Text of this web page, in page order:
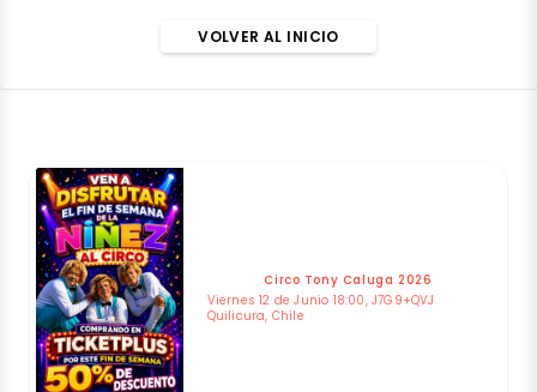
VOLVER AL INICIO
Circo Tony Caluga 2026
Viernes 12 de Junio 18:00, J7G9+QVJ
Quilicura, Chile